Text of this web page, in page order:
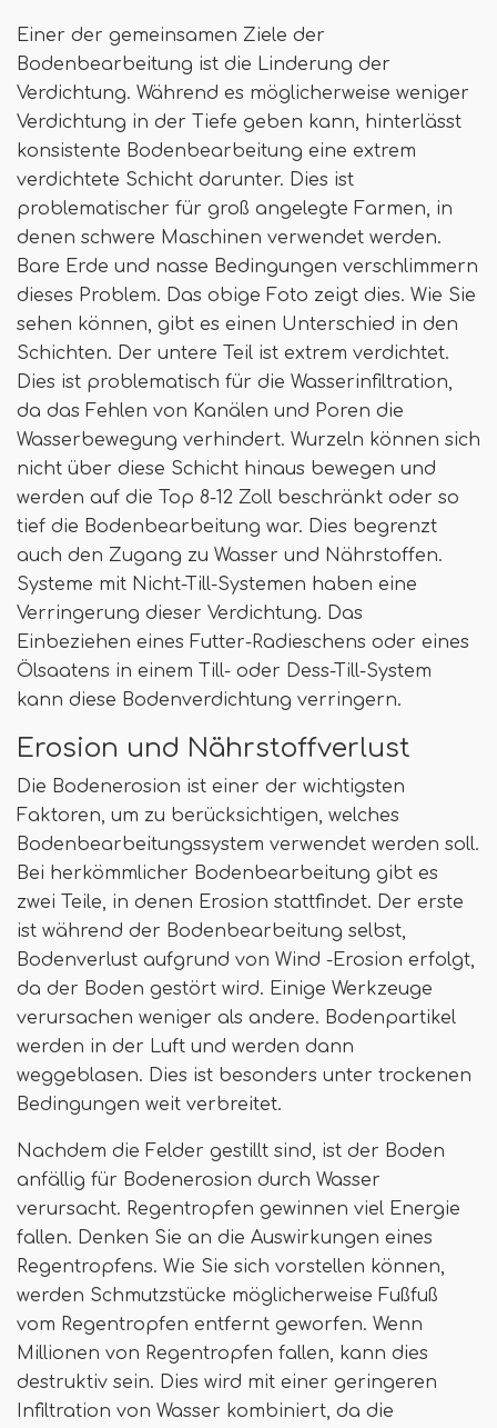
Einer der gemeinsamen Ziele der
Bodenbearbeitung ist die Linderung der
Verdichtung. Während es möglicherweise weniger
Verdichtung in der Tiefe geben kann, hinterlässt
konsistente Bodenbearbeitung eine extrem
verdichtete Schicht darunter. Dies ist
problematischer für groß angelegte Farmen, in
denen schwere Maschinen verwendet werden.
Bare Erde und nasse Bedingungen verschlimmern
dieses Problem. Das obige Foto zeigt dies. Wie Sie
sehen können, gibt es einen Unterschied in den
Schichten. Der untere Teil ist extrem verdichtet.
Dies ist problematisch für die Wasserinfiltration,
da das Fehlen von Kanälen und Poren die
Wasserbewegung verhindert. Wurzeln können sich
nicht über diese Schicht hinaus bewegen und
werden auf die Top 8-12 Zoll beschränkt oder so
tief die Bodenbearbeitung war. Dies begrenzt
auch den Zugang zu Wasser und Nährstoffen.
Systeme mit Nicht-Till-Systemen haben eine
Verringerung dieser Verdichtung. Das
Einbeziehen eines Futter-Radieschens oder eines
Ölsaatens in einem Till- oder Dess-Till-System
kann diese Bodenverdichtung verringern.
Erosion und Nährstoffverlust
Die Bodenerosion ist einer der wichtigsten
Faktoren, um zu berücksichtigen, welches
Bodenbearbeitungssystem verwendet werden soll.
Bei herkömmlicher Bodenbearbeitung gibt es
zwei Teile, in denen Erosion stattfindet. Der erste
ist während der Bodenbearbeitung selbst,
Bodenverlust aufgrund von Wind -Erosion erfolgt,
da der Boden gestört wird. Einige Werkzeuge
verursachen weniger als andere. Bodenpartikel
werden in der Luft und werden dann
weggeblasen. Dies ist besonders unter trockenen
Bedingungen weit verbreitet.
Nachdem die Felder gestillt sind, ist der Boden
anfällig für Bodenerosion durch Wasser
verursacht. Regentropfen gewinnen viel Energie
fallen. Denken Sie an die Auswirkungen eines
Regentropfens. Wie Sie sich vorstellen können,
werden Schmutzstücke möglicherweise Fußfuß
vom Regentropfen entfernt geworfen. Wenn
Millionen von Regentropfen fallen, kann dies
destruktiv sein. Dies wird mit einer geringeren
Infiltration von Wasser kombiniert, da die